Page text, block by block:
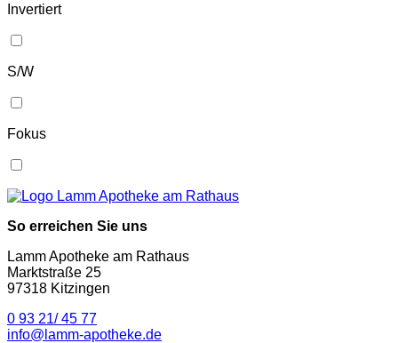
Invertiert
S/W
Fokus
So erreichen Sie uns
Lamm Apotheke am Rathaus
Marktstraße 25
97318 Kitzingen
0 93 21/ 45 77
info@lamm-apotheke.de